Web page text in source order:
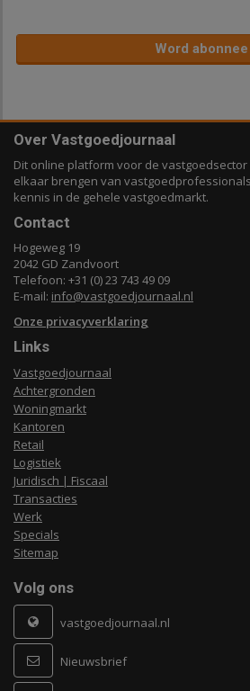
Word abonnee
Over Vastgoedjournaal
Dit online platform voor de
elkaar brengen van
kennis in de gehele vastgoedmarkt.
Contact
Hogeweg 19
2042 GD Zandvoort
Telefoon: +31 (0) 23 743 49 09
E-mail: info@vastgoedjournaal.nl
Onze privacyverklaring
Links
Vastgoedjournaal
Achtergronden
Woningmarkt
Kantoren
Retail
Logistiek
Juridisch | Fiscaal
Transacties
Werk
Specials
Sitemap
Volg ons
vastgoedjournaal.nl
Nieuwsbrief